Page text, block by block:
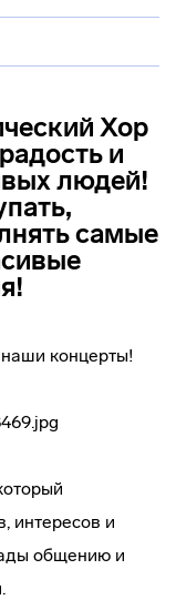
Хор
и
людей!
самые
концерты!
интересов и
общению и